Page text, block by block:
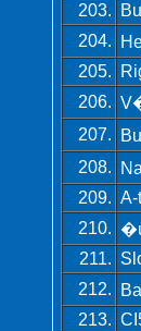
203.
204.
205.
206.
207.
208.
209. A-
210.
211.
212.
213.